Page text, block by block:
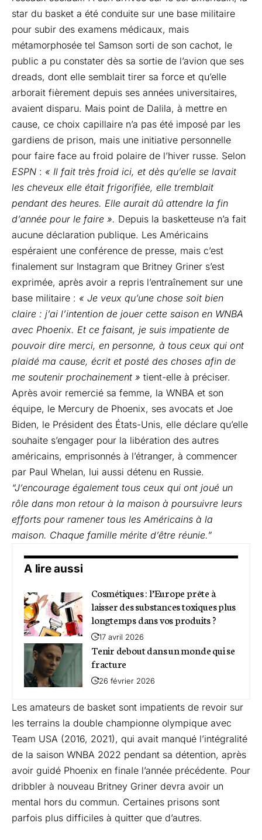
star du basket a été conduite sur une base militaire
pour subir des examens médicaux, mais
métamorphosée tel Samson sorti de son cachot, le
public a pu constater dès sa sortie de l’avion que ses
dreads, dont elle semblait tirer sa force et qu’elle
arborait fièrement depuis ses années universitaires,
avaient disparu. Mais point de Dalila, à mettre en
cause, ce choix capillaire n’a pas été imposé par les
gardiens de prison, mais une initiative personnelle
pour faire face au froid polaire de l’hiver russe. Selon
ESPN : « Il fait très froid ici, et dès qu’elle se lavait
les cheveux elle était frigorifiée, elle tremblait
pendant des heures. Elle aurait dû attendre la fin
d’année pour le faire ». Depuis la basketteuse n’a fait
aucune déclaration publique. Les Américains
espéraient une conférence de presse, mais c’est
finalement sur Instagram que Britney Griner s’est
exprimée, après avoir a repris l’entraînement sur une
base militaire : « Je veux qu’une chose soit bien
claire : j’ai l’intention de jouer cette saison en WNBA
avec Phoenix. Et ce faisant, je suis impatiente de
pouvoir dire merci, en personne, à tous ceux qui ont
plaidé ma cause, écrit et posté des choses afin de
me soutenir prochainement » tient-elle à préciser.
Après avoir remercié sa femme, la WNBA et son
équipe, le Mercury de Phoenix, ses avocats et Joe
Biden, le Président des États-Unis, elle déclare qu’elle
souhaite s’engager pour la libération des autres
américains, emprisonnés à l’étranger, à commencer
par Paul Whelan, lui aussi détenu en Russie.
“J’encourage également tous ceux qui ont joué un
rôle dans mon retour à la maison à poursuivre leurs
efforts pour ramener tous les Américains à la
maison. Chaque famille mérite d’être réunie.”
A lire aussi
Cosmétiques : l’Europe prête à
laisser des substances toxiques plus
longtemps dans vos produits ?
17 avril 2026
Tenir debout dans un monde qui se
fracture
26 février 2026
Les amateurs de basket sont impatients de revoir sur
les terrains la double championne olympique avec
Team USA (2016, 2021), qui avait manqué l’intégralité
de la saison WNBA 2022 pendant sa détention, après
avoir guidé Phoenix en finale l’année précédente. Pour
dribbler à nouveau Britney Griner devra avoir un
mental hors du commun. Certaines prisons sont
parfois plus difficiles à quitter que d’autres.